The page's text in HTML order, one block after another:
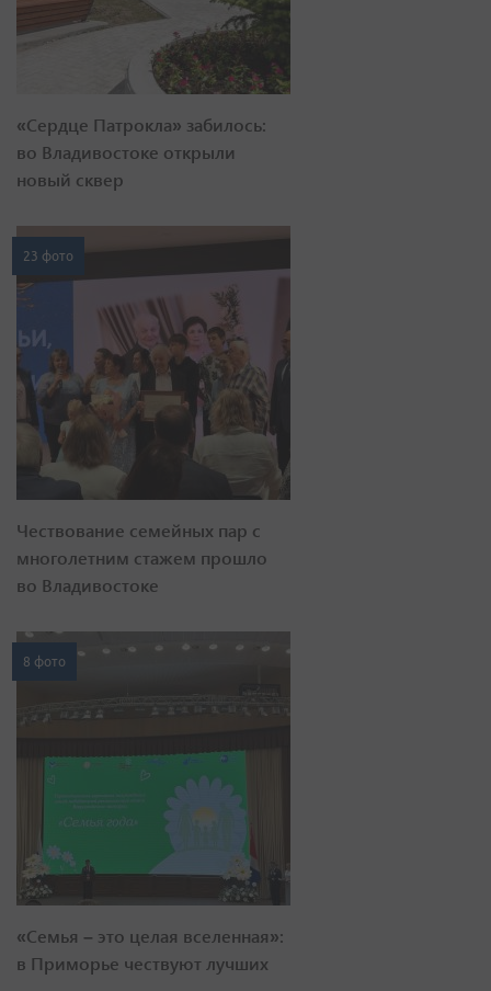
«Сердце Патрокла» забилось:
во Владивостоке открыли
новый сквер
23 фото
Чествование семейных пар с
многолетним стажем прошло
во Владивостоке
8 фото
«Семья – это целая вселенная»:
в Приморье чествуют лучших